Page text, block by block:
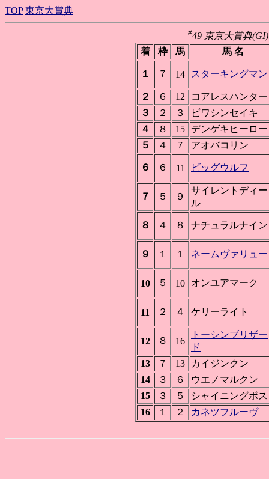
TOP 東京大賞典
#49 東京大賞典
着
枠 馬 馬 名
１ ７ 14 スターキングマン
２ ６ 12
コアレスハンター
３
２ ３
ビワシンセイキ
４
８ 15
デンゲキヒーロー
５
４ ７ アオバコリン
６ ６ 11 ビッグウルフ
７ ５ ９
サイレントディー
ル
８ ４ ８ ナチュラルナイン
９ １ １ ネームヴァリュー
10 ５ 10 オンユアマーク
11 ２ ４ ケリーライト
12 ８ 16
トーシンブリザー
ド
13
７ 13
カイジンクン
14
３ ６
ウエノマルクン
15
３ ５
シャイニングボス
16
１ ２ カネツフルーヴ